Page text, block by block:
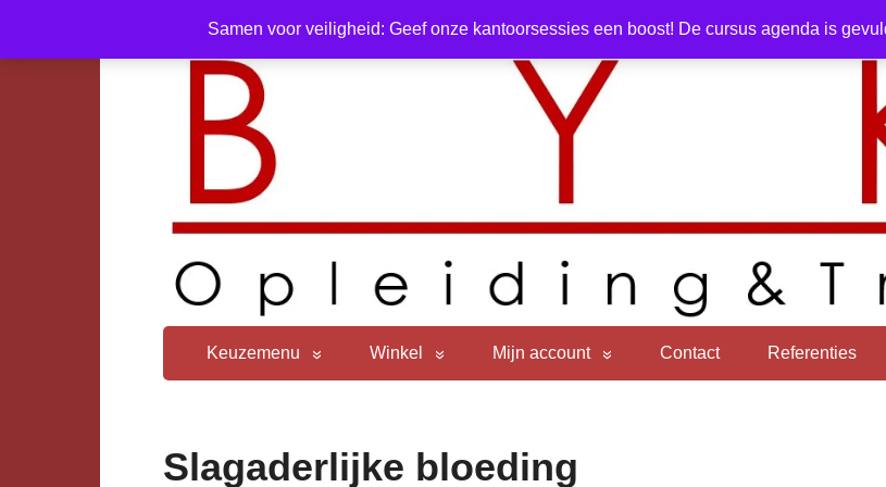
Samen voor veiligheid: Geef onze kantoorsessies een boost! De cursus agenda is
Keuzemenu Winkel Mijn account Contact Referenties
Slagaderlijke bloeding